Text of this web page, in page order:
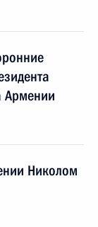
Армении
Николом